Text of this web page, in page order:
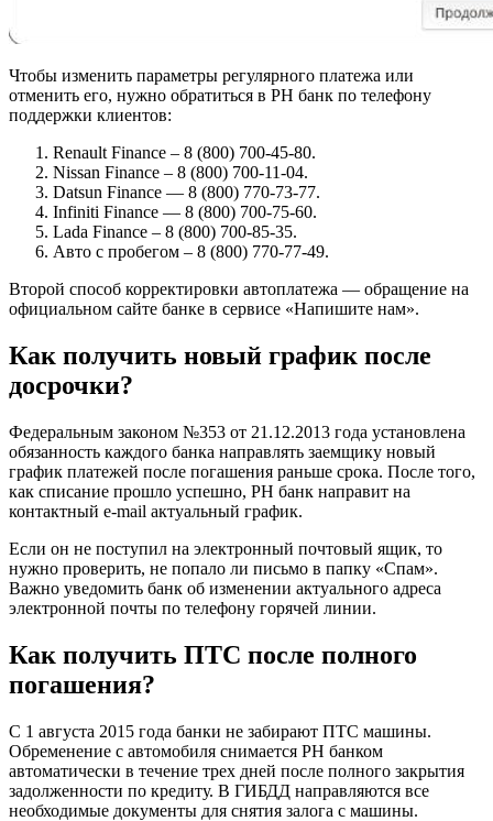
Чтобы изменить параметры регулярного платежа или
отменить его, нужно обратиться в РН банк по телефону
поддержки клиентов:
Renault Finance – 8 (800) 700-45-80.
Nissan Finance – 8 (800) 700-11-04.
Datsun Finance — 8 (800) 770-73-77.
Infiniti Finance — 8 (800) 700-75-60.
Lada Finance – 8 (800) 700-85-35.
Авто с пробегом – 8 (800) 770-77-49.
Второй способ корректировки автоплатежа — обращение на
официальном сайте банке в сервисе «Напишите нам».
Как получить новый график после
досрочки?
Федеральным законом №353 от 21.12.2013 года установлена
обязанность каждого банка направлять заемщику новый
график платежей после погашения раньше срока. После того,
как списание прошло успешно, РН банк направит на
контактный e-mail актуальный график.
Если он не поступил на электронный почтовый ящик, то
нужно проверить, не попало ли письмо в папку «Спам».
Важно уведомить банк об изменении актуального адреса
электронной почты по телефону горячей линии.
Как получить ПТС после полного
погашения?
С 1 августа 2015 года банки не забирают ПТС машины.
Обременение с автомобиля снимается РН банком
автоматически в течение трех дней после полного закрытия
задолженности по кредиту. В ГИБДД направляются все
необходимые документы для снятия залога с машины.